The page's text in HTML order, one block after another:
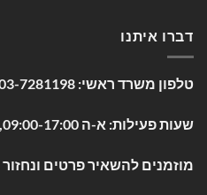
דברו איתנו
טלפון משרד ראשי: 7281198
שעות פעילות: א-ה 09:00-17:00, ימי שישי 09:00-13:00
מוזמנים להשאיר פרטים